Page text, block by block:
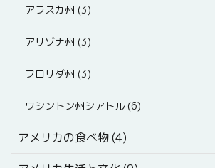
アラスカ州 (3)
アリゾナ州 (3)
フロリダ州 (3)
ワシントン州シアトル (6)
アメリカの食べ物 (4)